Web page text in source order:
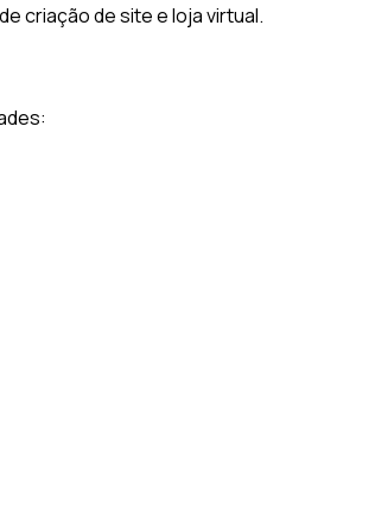
criação de site e loja virtual.